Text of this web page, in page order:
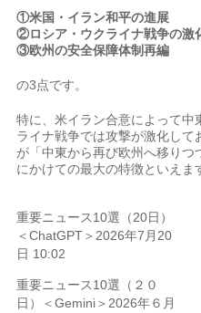
①米国・イラン和平の進展
②ロシア・ウクライナ戦争の激
③欧州の安全保障体制再編
の3点です。
特に、米イラン合意によって中
ライナ戦争では攻撃が激化し
が「中東から再び欧州へ移りつ
にかけての最大の特徴といえま
重要ニュース10選（20日）
＜ChatGPT＞2026年7月20
日 10:02
重要ニュース10選（２０
日）＜Gemini＞2026年６月